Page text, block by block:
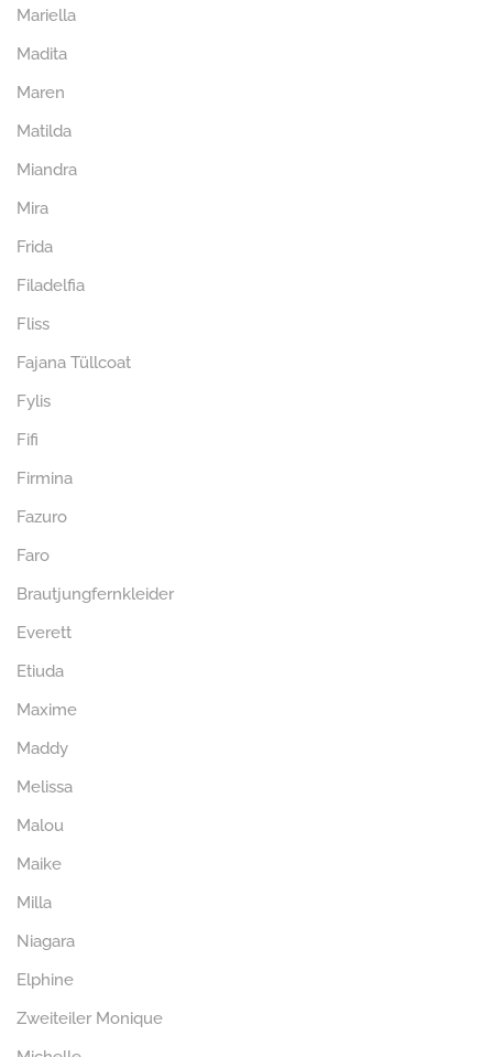
Mariella
Madita
Maren
Matilda
Miandra
Mira
Frida
Filadelfia
Fliss
Fajana Tüllcoat
Fylis
Fifi
Firmina
Fazuro
Faro
Brautjungfernkleider
Everett
Etiuda
Maxime
Maddy
Melissa
Malou
Maike
Milla
Niagara
Elphine
Zweiteiler Monique